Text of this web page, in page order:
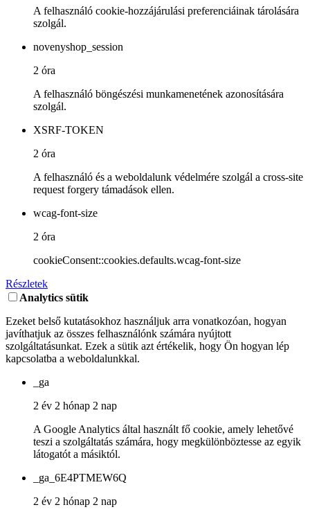
A felhasználó cookie-hozzájárulási preferenciáinak tárolására
szolgál.
novenyshop_session
2 óra
A felhasználó böngészési munkamenetének azonosítására
szolgál.
XSRF-TOKEN
2 óra
A felhasználó és a weboldalunk védelmére szolgál a cross-site
request forgery támadások ellen.
wcag-font-size
2 óra
cookieConsent::cookies.defaults.wcag-font-size
Részletek
Analytics sütik
Ezeket belső kutatásokhoz használjuk arra vonatkozóan, hogyan
javíthatjuk az összes felhasználónk számára nyújtott
szolgáltatásunkat. Ezek a sütik azt értékelik, hogy Ön hogyan lép
kapcsolatba a weboldalunkkal.
_ga
2 év 2 hónap 2 nap
A Google Analytics által használt fő cookie, amely lehetővé
teszi a szolgáltatás számára, hogy megkülönböztesse az egyik
látogatót a másiktól.
_ga_6E4PTMEW6Q
2 év 2 hónap 2 nap